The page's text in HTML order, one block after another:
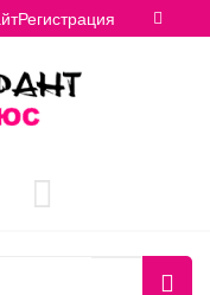
Регистрация